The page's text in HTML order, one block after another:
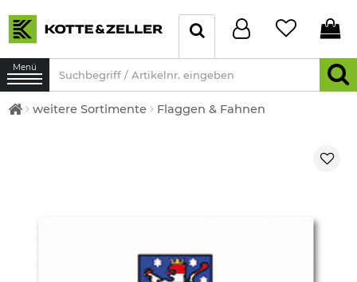
Menü
weitere Sortimente Flaggen & Fahnen